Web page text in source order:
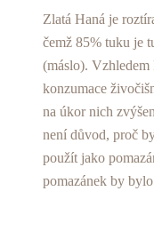
Zlatá Haná je
čemž 85% tuku je
(máslo). Vzhledem
konzumace
na úkor nich
není důvod, proč
použít jako
pomazánek by